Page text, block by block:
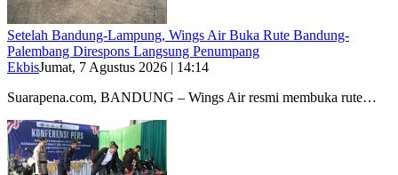
Setelah Bandung-Lampung, Wings Air Buka Rute Bandung-
Palembang Direspons Langsung Penumpang
EkbisJumat, 7 Agustus 2026 | 14:14
Suarapena.com, BANDUNG – Wings Air resmi membuka rute…